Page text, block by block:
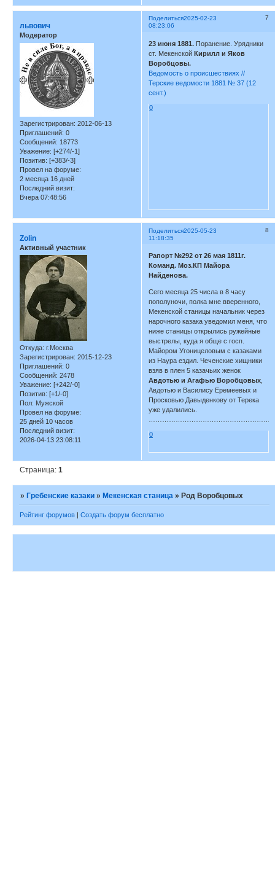
Поделиться 7
2025-02-23
08:23:06
львович
Модератор
Зарегистрирован: 2012-06-13
Приглашений: 0
Сообщений: 18773
Уважение: [+274/-1]
Позитив: [+383/-3]
Провел на форуме:
2 месяца 16 дней
Последний визит:
Вчера 07:48:56
23 июня 1881. Поранение. Урядники
ст. МекенскойКирилл и Яков
Воробцовы.
Ведомость о происшествиях //
Терские ведомости 1881 № 37 (12
сент.)
0
Поделиться 8
2025-05-23
11:18:35
Zolin
Активный участник
Откуда: г.Москва
Зарегистрирован: 2015-12-23
Приглашений: 0
Сообщений: 2478
Уважение: [+242/-0]
Позитив: [+1/-0]
Пол: Мужской
Провел на форуме:
25 дней 10 часов
Последний визит:
2026-04-13 23:08:11
Рапорт №292 от 26 мая 1811г.
Команд. Моз.КП Майора
Найденова.
Сего месяца 25 числа в 8 часу
пополуночи, полка мне вверенного,
Мекенской станицы начальник через
нарочного казака уведомил меня, что
ниже станицы открылись ружейные
выстрелы, куда я обще с госп.
Майором Угоницеловым с казаками
из Наура ездил. Чеченские хищники
взяв в плен 5 казачьих женок
Авдотью и Агафью Воробцовых
Авдотью и Василису Еремеевых и
Просковью Давыденкову от Терека
уже удалились.
0
Страница:1
»Гребенские казаки »Мекенская станица »Род Воробцовых
Рейтинг форумов | Создать форум бесплатно